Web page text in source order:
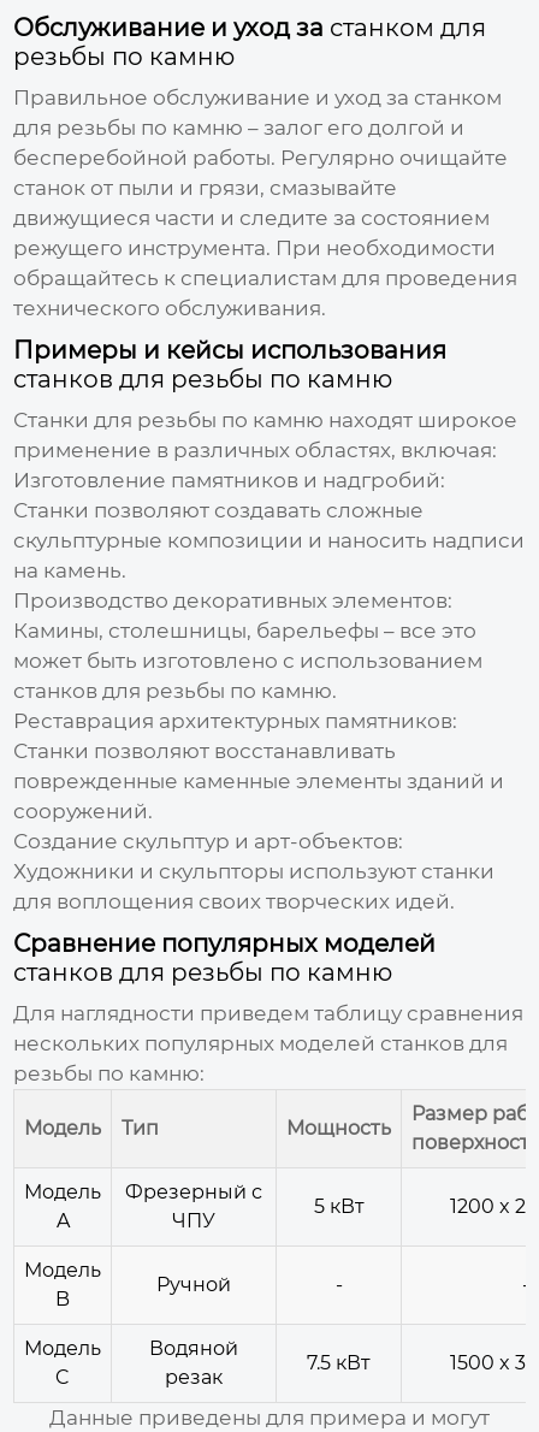
Обслуживание и уход за станком для
резьбы по камню
Правильное обслуживание и уход за станком
для резьбы по камню – залог его долгой и
бесперебойной работы. Регулярно очищайте
станок от пыли и грязи, смазывайте
движущиеся части и следите за состоянием
режущего инструмента. При необходимости
обращайтесь к специалистам для проведения
технического обслуживания.
Примеры и кейсы использования
станков для резьбы по камню
Станки для резьбы по камню находят широкое
применение в различных областях, включая:
Изготовление памятников и надгробий:
Станки позволяют создавать сложные
скульптурные композиции и наносить надписи
на камень.
Производство декоративных элементов:
Камины, столешницы, барельефы – все это
может быть изготовлено с использованием
станков для резьбы по камню.
Реставрация архитектурных памятников:
Станки позволяют восстанавливать
поврежденные каменные элементы зданий и
сооружений.
Создание скульптур и арт-объектов:
Художники и скульпторы используют станки
для воплощения своих творческих идей.
Сравнение популярных моделей
станков для резьбы по камню
Для наглядности приведем таблицу сравнения
нескольких популярных моделей станков для
резьбы по камню:
Модель Тип Мощность
Размер
Модель
A
Фрезерный с
ЧПУ
5 кВт 1200 x
Модель
B
Ручной - -
Модель
C
Водяной
резак
7.5 кВт 1500 x
Данные приведены для примера и могут